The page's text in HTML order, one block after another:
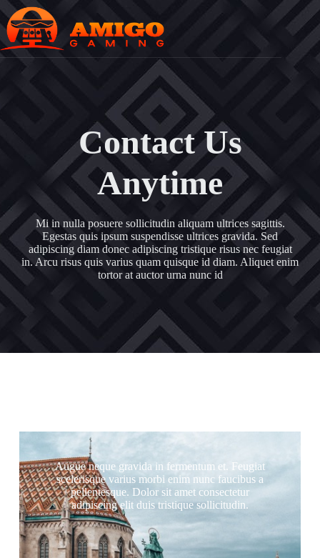
Contact Us
Anytime
Mi in nulla posuere sollicitudin aliquam ultrices sagittis.
Egestas quis ipsum suspendisse ultrices gravida. Sed
adipiscing diam donec adipiscing tristique risus nec feugiat
in. Arcu risus quis varius quam quisque id diam. Aliquet enim
tortor at auctor urna nunc id
Augue neque gravida in fermentum et. Feugiat
scelerisque varius morbi enim nunc faucibus a
pellentesque. Dolor sit amet consectetur
adipiscing elit duis tristique sollicitudin.